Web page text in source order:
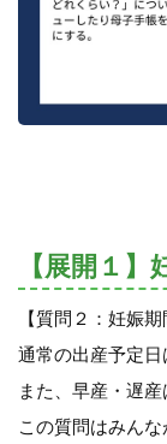
【展開１】
【質問２：妊娠
通常の出産予定日
また、早産・遅産
この質問はみん